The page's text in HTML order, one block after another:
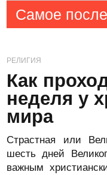
Самое
РЕЛИГИЯ
Как
неделя у
мира
Страстная или
шесть дней
важным